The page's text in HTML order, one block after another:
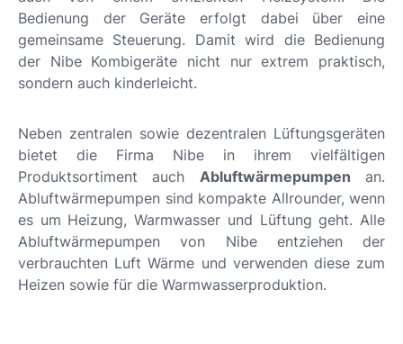
Bedienung der Geräte erfolgt dabei über eine
gemeinsame Steuerung. Damit wird die Bedienung
der Nibe Kombigeräte nicht nur extrem praktisch,
sondern auch kinderleicht.
Neben zentralen sowie dezentralen Lüftungsgeräten
bietet die Firma Nibe in ihrem vielfältigen
Produktsortiment auch Abluftwärmepumpen an.
Abluftwärmepumpen sind kompakte Allrounder, wenn
es um Heizung, Warmwasser und Lüftung geht. Alle
Abluftwärmepumpen von Nibe entziehen der
verbrauchten Luft Wärme und verwenden diese zum
Heizen sowie für die Warmwasserproduktion.